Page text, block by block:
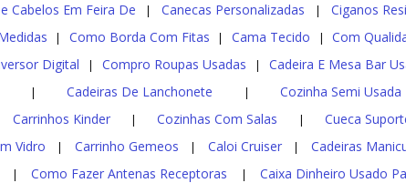
Cabelos Em Feira De | Canecas Personalizadas | Ciganos
| Como Borda Com Fitas | Cama Tecido | Com
Digital | Compro Roupas Usadas | Cadeira E Mesa Bar
| Cadeiras De Lanchonete | Cozinha Semi Usada
Carrinhos Kinder | Cozinhas Com Salas | Cueca
Vidro | Carrinho Gemeos | Caloi Cruiser | Cadeiras
| Como Fazer Antenas Receptoras | Caixa Dinheiro Usado